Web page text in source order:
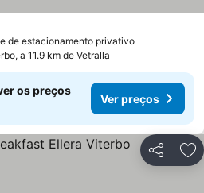
de estacionamento privativo
a 11.9 km de Vetralla
os preços
Ver preços
Partilhar